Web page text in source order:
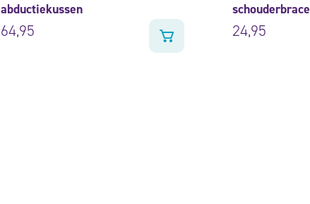
abductiekussen
64,95
schouderbrace
24,95